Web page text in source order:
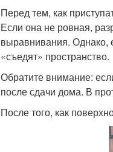
Перед тем, как
Если она не ровная,
выравнивания. Однако,
«съедят» пространство.
Обратите внимание:
после сдачи дома. В
После того, как